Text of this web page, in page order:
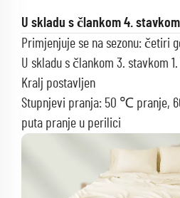
U skladu s člankom 4. stavkom
Primjenjuje se na sezonu: četiri
U skladu s člankom 3. stavkom 1.
Kralj postavljen
Stupnjevi pranja: 50 ℃ pranje,
puta pranje u perilici